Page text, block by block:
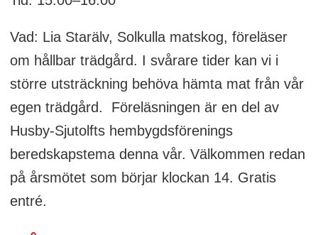
Vad: Lia Starälv, Solkulla matskog, föreläser
om hållbar trädgård. I svårare tider kan vi i
större utsträckning behöva hämta mat från vår
egen trädgård. Föreläsningen är en del av
Husby-Sjutolfts hembygdsförenings
beredskapstema denna vår. Välkommen redan
på årsmötet som börjar klockan 14. Gratis
entré.